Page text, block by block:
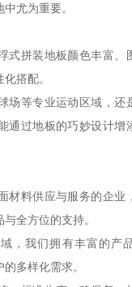
尤为重要。
式拼装地板颜色丰富、
搭配。
场等专业运动区域，还
通过地板的巧妙设计增
材料供应与服务的企业
全方位的支持。
，我们拥有丰富的产
多样化需求。